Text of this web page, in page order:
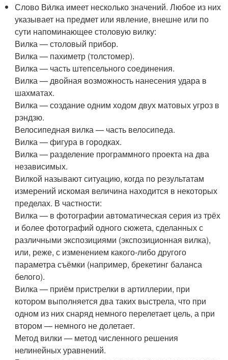
Слово Ви́лка имеет несколько значений. Любое из них
указывает на предмет или явление, внешне или по
сути напоминающее столовую вилку:
Вилка — столовый прибор.
Вилка — пахиметр (толстомер).
Вилка — часть штепсельного соединения.
Вилка — двойная возможность нанесения удара в
шахматах.
Вилка — создание одним ходом двух матовых угроз в
рэндзю.
Велосипедная вилка — часть велосипеда.
Вилка — фигура в городках.
Вилка — разделение программного проекта на два
независимых.
Вилкой называют ситуацию, когда по результатам
измерений искомая величина находится в некоторых
пределах. В частности:
Вилка — в фотографии автоматическая серия из трёх
и более фотографий одного сюжета, сделанных с
различными экспозициями (экспозиционная вилка),
или, реже, с изменением какого-либо другого
параметра съёмки (например, брекетинг баланса
белого).
Вилка — приём пристрелки в артиллерии, при
котором выполняется два таких выстрела, что при
одном из них снаряд немного перелетает цель, а при
втором — немного не долетает.
Метод вилки — метод численного решения
нелинейных уравнений.